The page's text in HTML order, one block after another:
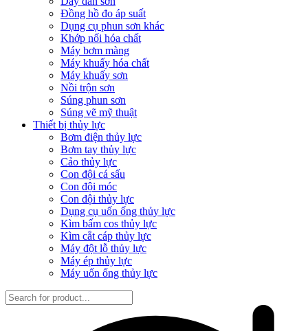
Đồng hồ đo áp suất
Dụng cụ phun sơn khác
Khớp nối hóa chất
Máy bơm màng
Máy khuấy hóa chất
Máy khuấy sơn
Nồi trộn sơn
Súng phun sơn
Súng vẽ mỹ thuật
Thiết bị thủy lực
Bơm điện thủy lực
Bơm tay thủy lực
Cảo thủy lực
Con đội cá sấu
Con đội móc
Con đội thủy lực
Dụng cụ uốn ống thủy lực
Kìm bấm cos thủy lực
Kìm cắt cáp thủy lực
Máy đột lỗ thủy lực
Máy ép thủy lực
Máy uốn ống thủy lực